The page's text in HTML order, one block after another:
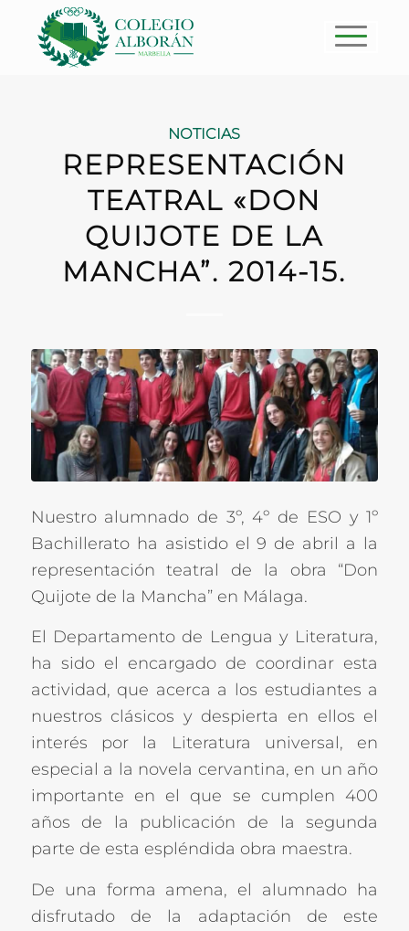
NOTICIAS
REPRESENTACIÓN
TEATRAL «DON
QUIJOTE DE LA
MANCHA”. 2014-15.
Nuestro alumnado de 3º, 4º de ESO y 1º
Bachillerato ha asistido el 9 de abril a la
representación teatral de la obra “Don
Quijote de la Mancha” en Málaga.
El Departamento de Lengua y Literatura,
ha sido el encargado de coordinar esta
actividad, que acerca a los estudiantes a
nuestros clásicos y despierta en ellos el
interés por la Literatura universal, en
especial a la novela cervantina, en un año
importante en el que se cumplen 400
años de la publicación de la segunda
parte de esta espléndida obra maestra.
De una forma amena, el alumnado ha
disfrutado de la adaptación de este